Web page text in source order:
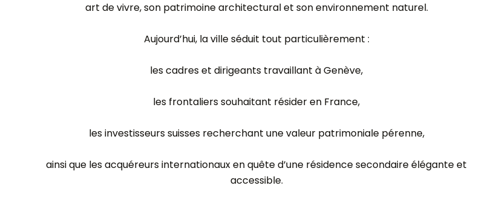
art de vivre, son patrimoine architectural et son environnement naturel.
Aujourd’hui, la ville séduit tout particulièrement :
les cadres et dirigeants travaillant à Genève,
les frontaliers souhaitant résider en France,
les investisseurs suisses recherchant une valeur patrimoniale pérenne,
ainsi que les acquéreurs internationaux en quête d’une résidence secondaire élégante et
accessible.